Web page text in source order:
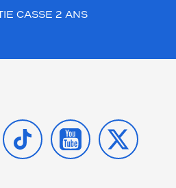
CASSE 2 ANS
TIKTOK YOUTUBE
X